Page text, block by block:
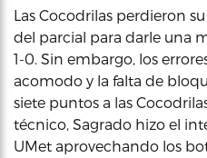
Las Cocodrilas perdieron
del parcial para darle una
1-0. Sin embargo, los
acomodo y la falta de
siete puntos a las
técnico, Sagrado hizo el
UMet aprovechando los